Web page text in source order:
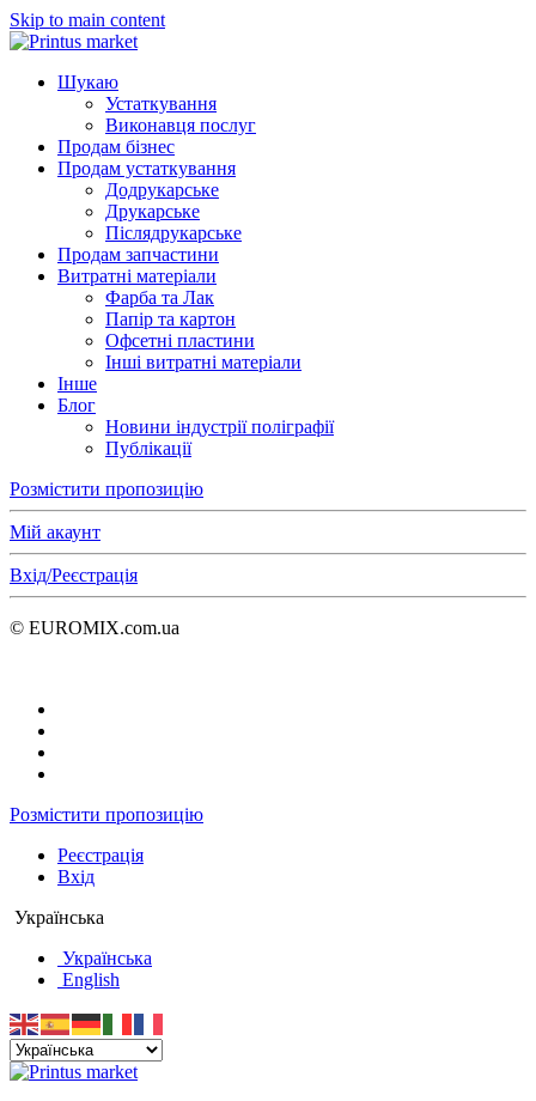
Skip to main content
Шукаю
Устаткування
Виконавця послуг
Продам бізнес
Продам устаткування
Додрукарське
Друкарське
Післядрукарське
Продам запчастини
Витратні матеріали
Фарба та Лак
Папір та картон
Офсетні пластини
Інші витратні матеріали
Інше
Блог
Новини індустрії поліграфії
Публікації
Розмістити пропозицію
Мій акаунт
Вхід/Реєстрація
© EUROMIX.com.ua
Розмістити пропозицію
Реєстрація
Вхід
Українська
Українська
English